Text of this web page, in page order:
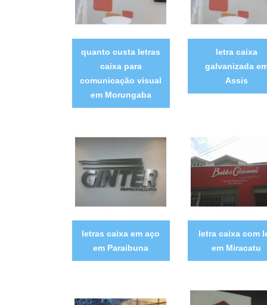
quanto custa letras
caixa para
comunicação visual
em Morungaba
letra caixa
galvanizada
Assis
letras caixa em aço
em Paraibuna
letra caixa com
em Miracatu